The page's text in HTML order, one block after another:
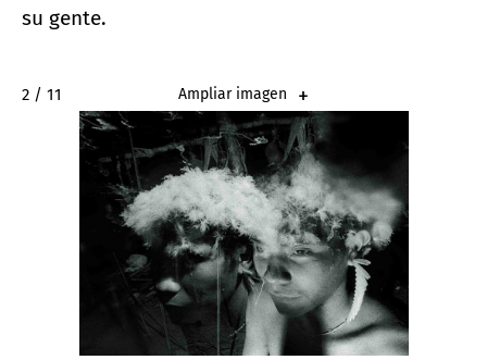
su gente.
2 / 11 Ampliar imagen